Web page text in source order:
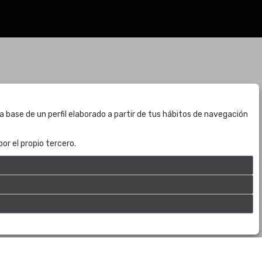
CALLE 70 # 10a - 59 BOGOTÁ, CO
(+57) 301 271 1444
info@bogotaauctions.com
de un perfil elaborado a partir de tus hábitos de navegación
el propio tercero.